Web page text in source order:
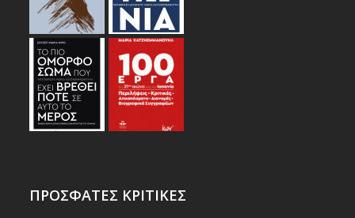
ΠΡΟΣΦΑΤΕΣ ΚΡΙΤΙΚΕΣ